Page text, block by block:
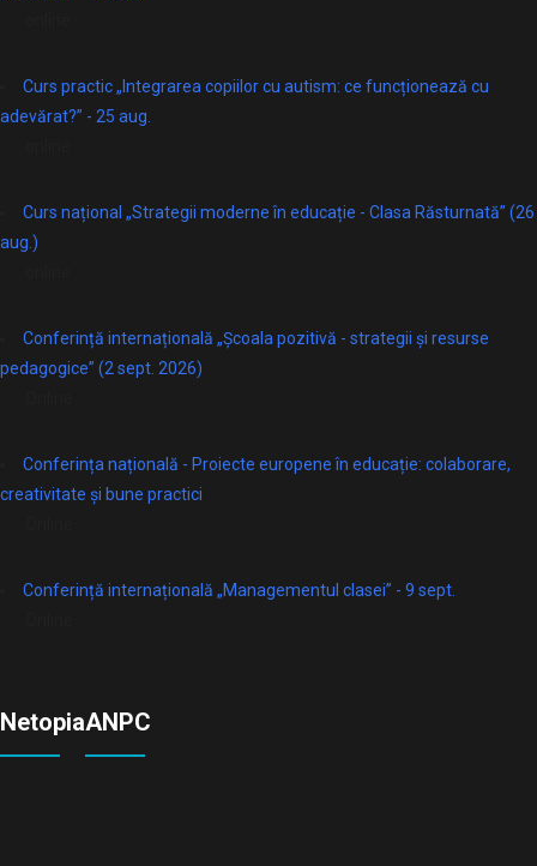
Curs practic „Integrarea copiilor cu autism: ce funcționează cu
adevărat?” - 25 aug.
Curs național „Strategii moderne în educație - Clasa Răsturnată” (26
aug.)
Conferință internațională „Școala pozitivă - strategii și resurse
pedagogice” (2 sept. 2026)
Conferința națională - Proiecte europene în educație: colaborare,
creativitate și bune practici
Conferință internațională „Managementul clasei” - 9 sept.
NetopiaANPC